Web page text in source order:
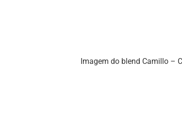
Imagem do blend Camillo –